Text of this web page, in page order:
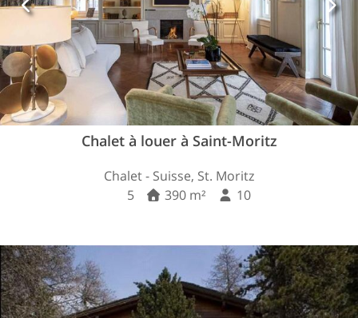
Chalet à louer à Saint-Moritz
Chalet - Suisse, St. Moritz
5
390 m² 10